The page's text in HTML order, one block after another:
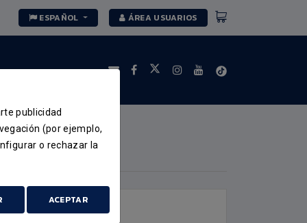
ESPAÑOL ÁREA USUARIOS
publicidad
(por ejemplo,
o rechazar la
ACEPTAR